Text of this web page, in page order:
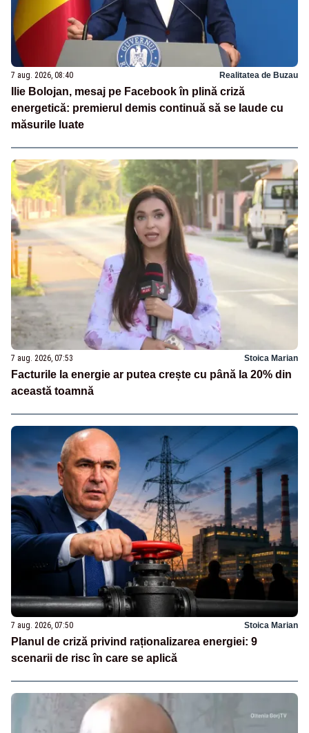
7 aug. 2026, 08:40 Realitatea de Buzau
Ilie Bolojan, mesaj pe Facebook în plină criză
energetică: premierul demis continuă să se laude cu
măsurile luate
7 aug. 2026, 07:53 Stoica Marian
Facturile la energie ar putea crește cu până la 20% din
această toamnă
7 aug. 2026, 07:50 Stoica Marian
Planul de criză privind raționalizarea energiei: 9
scenarii de risc în care se aplică